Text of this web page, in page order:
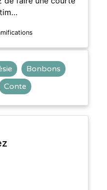
Bonbons
Conte